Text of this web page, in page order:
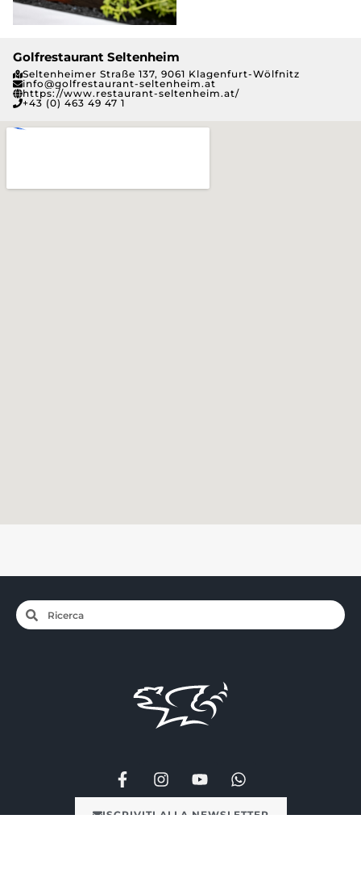
Golfrestaurant Seltenheim
Seltenheimer Straße 137, 9061 Klagenfurt-Wölfnitz
info@golfrestaurant-seltenheim.at
https://www.restaurant-seltenheim.at/
+43 (0) 463 49 47 1
ISCRIVITI ALLA NEWSLETTER